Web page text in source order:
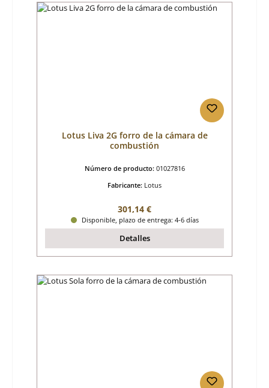
Lotus Liva 2G forro de la cámara de
combustión
Número de producto: 01027816
Fabricante: Lotus
Precio normal:
301,14 €
Disponible, plazo de entrega: 4-6 días
Detalles